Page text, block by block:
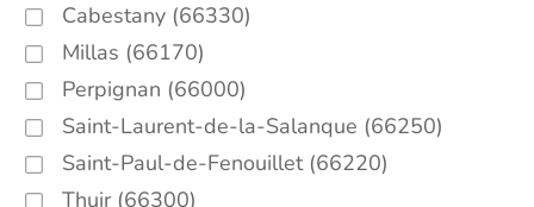
Cabestany (66330)
Millas (66170)
Perpignan (66000)
Saint-Laurent-de-la-Salanque (66250)
Saint-Paul-de-Fenouillet (66220)
Thuir (66300)